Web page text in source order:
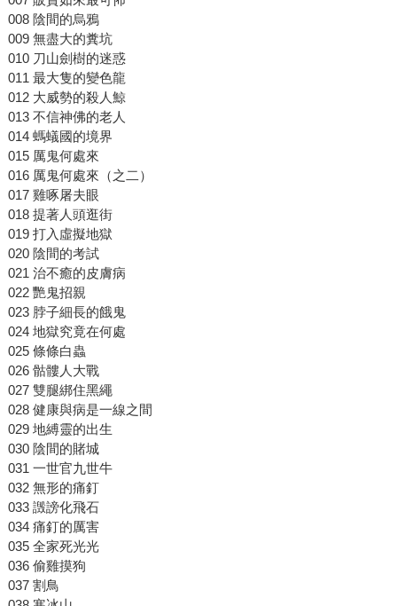
008 陰間的烏鴉
009 無盡大的糞坑
010 刀山劍樹的迷惑
011 最大隻的變色龍
012 大威勢的殺人鯨
013 不信神佛的老人
014 螞蟻國的境界
015 厲鬼何處來
016 厲鬼何處來（之二）
017 雞啄屠夫眼
018 提著人頭逛街
019 打入虛擬地獄
020 陰間的考試
021 治不癒的皮膚病
022 艷鬼招親
023 脖子細長的餓鬼
024 地獄究竟在何處
025 條條白蟲
026 骷髏人大戰
027 雙腿綁住黑繩
028 健康與病是一線之間
029 地縛靈的出生
030 陰間的賭城
031 一世官九世牛
032 無形的痛釘
033 譭謗化飛石
034 痛釘的厲害
035 全家死光光
036 偷雞摸狗
037 割鳥